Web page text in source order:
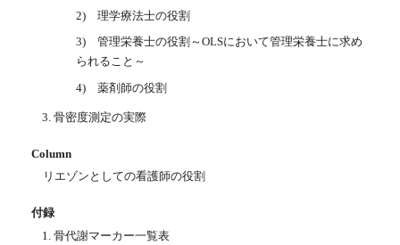
2) 理学療法士の役割
3) 管理栄養士の役割～OLSにおいて管理栄養士に求め
られること～
4) 薬剤師の役割
骨密度測定の実際
Column
リエゾンとしての看護師の役割
付録
骨代謝マーカー一覧表